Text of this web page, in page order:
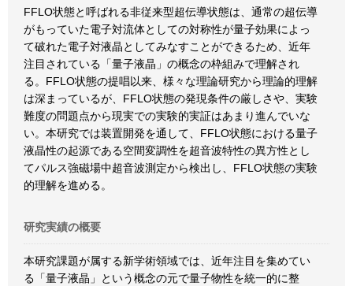
FFLO状態と呼ばれる非従来型超伝導状態は、通常の超伝導
がもっていた電子対流体としての対称性が量子効果によっ
て破れた電子対液晶としてみなすことができるため、近年
注目されている「量子液晶」の概念の枠組みで理解され
る。FFLO状態の提唱以来、様々な理論研究から理論的理解
は深まっているが、FFLO状態の発現条件の厳しさや、実験
難度の問題点から現実での実験的実証はあまり進んでいな
い。本研究では装置開発を通して、FFLO状態における量子
液晶性の起源である空間変調性を超音波特性の異方性とし
てパルス強磁場中超音波測定から検出し、FFLO状態の実験
的理解を進める。
研究実績の概要
本研究課題が属する新学術領域では、近年注目を集めてい
る「量子液晶」という概念の元で量子物性を統一的に整